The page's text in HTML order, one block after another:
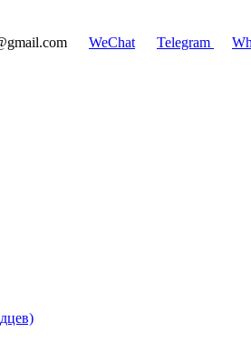
WeChat Telegram